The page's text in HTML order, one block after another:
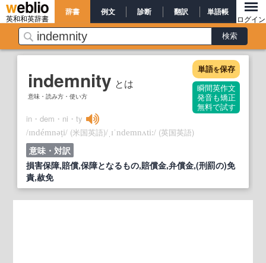
英和和英辞書
辞書 例文 診断 翻訳 単語帳
ログイン
indemnity とは
意味・読み方・使い方
単語を保存
瞬間英作文
発音も矯正
無料で試す
in・dem・ni・ty
/ɪndémnəṭi/ (米国英語)/ ˌɪˈndemnʌti:/ (英国英語)
意味・対訳
損害保障,賠償,保障となるもの,賠償金,弁償金,(刑罰の)免
責,赦免